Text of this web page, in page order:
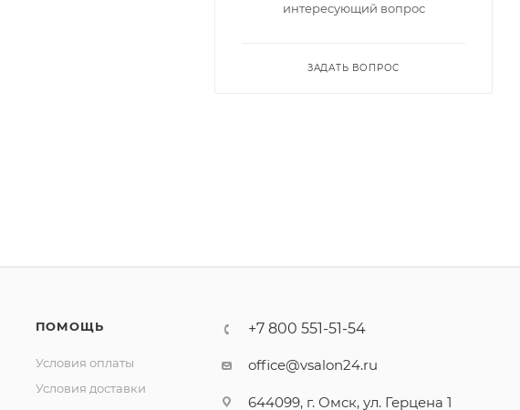
интересующий вопрос
ЗАДАТЬ ВОПРОС
ПОМОЩЬ
Условия оплаты
Условия доставки
+7 800 551-51-54
office@vsalon24.ru
644099, г. Омск, ул. Герцена 1